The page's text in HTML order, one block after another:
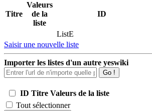
Titre
Valeurs
de la
liste
ID
ListE
Saisir une nouvelle liste
Importer les listes d'un autre yeswiki
Go !
ID Titre Valeurs de la liste
Tout sélectionner